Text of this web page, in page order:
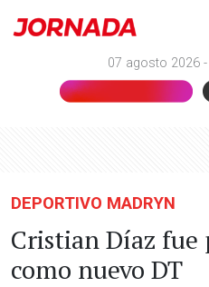
07 agosto 2026 -
DEPORTIVO MADRYN
Cristian Díaz fue
como nuevo DT